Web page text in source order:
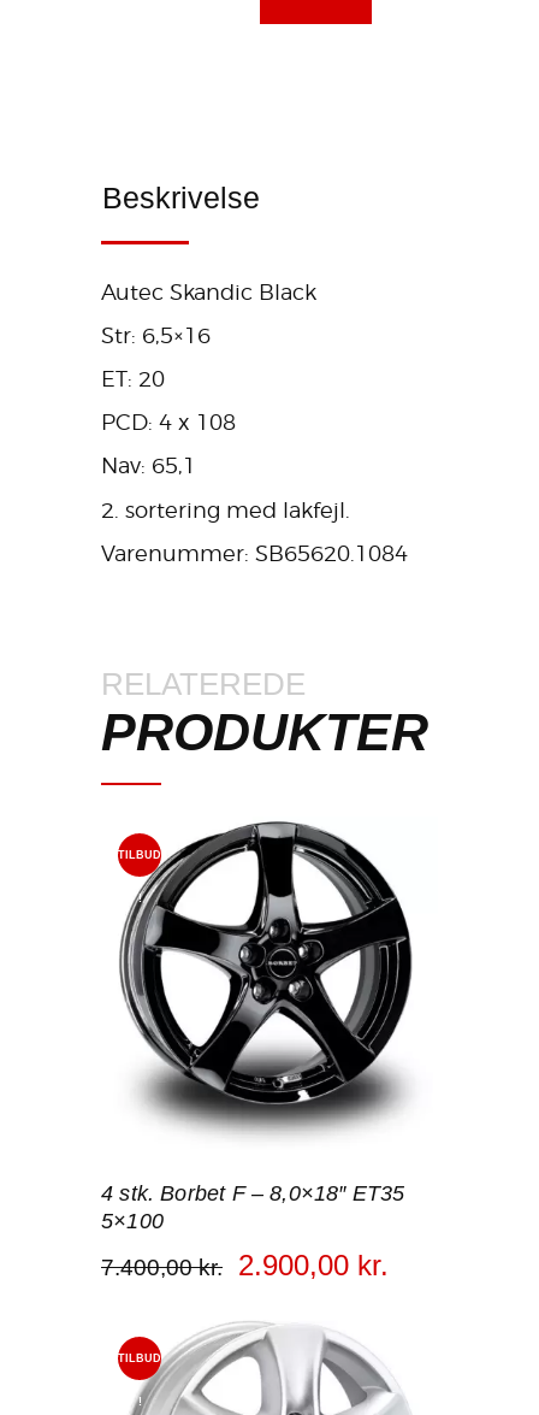
Beskrivelse
Autec Skandic Black
Str: 6,5×16
ET: 20
PCD: 4 x 108
Nav: 65,1
2. sortering med lakfejl.
Varenummer: SB65620.1084
RELATEREDE
PRODUKTER
TILBUD
!
4 stk. Borbet F – 8,0×18″ ET35
5×100
7.400,00 kr. 2.900,00 kr.
TILBUD
!